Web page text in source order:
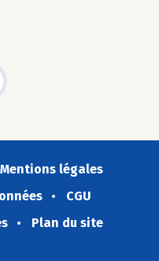
Mentions légales
CGU
Plan du site